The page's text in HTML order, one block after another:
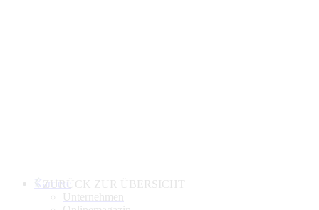
ZURÜCK ZUR ÜBERSICHT
Unternehmen
Karriere